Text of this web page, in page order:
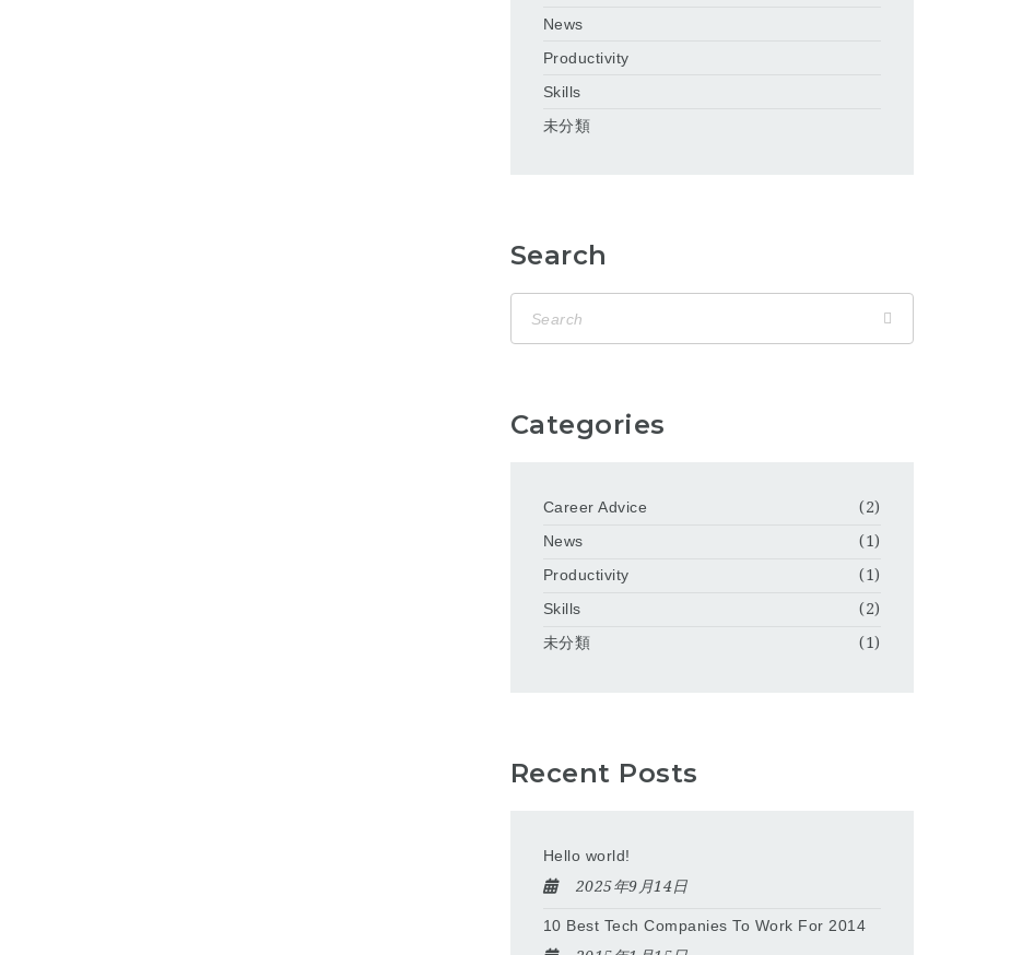
News
Productivity
Skills
未分類
Search
Categories
Career Advice
(2)
News
(1)
Productivity
(1)
Skills
(2)
未分類
(1)
Recent Posts
Hello world!
2025年9月14日
10 Best Tech Companies To Work For 2014